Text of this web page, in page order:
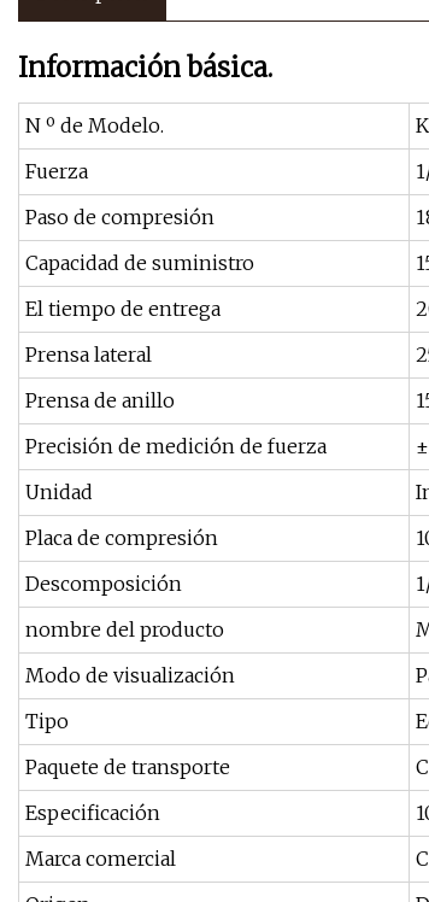
Información básica.
N º de Modelo.
Fuerza
Paso de compresión
Capacidad de suministro
El tiempo de entrega
Prensa lateral
Prensa de anillo
Precisión de medición de fuerza
Unidad
Placa de compresión
Descomposición
nombre del producto
Modo de visualización
Tipo
Paquete de transporte
Especificación
Marca comercial